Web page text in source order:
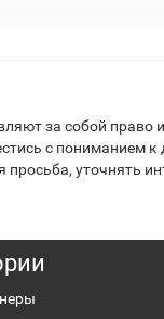
за собой право
с пониманием
уточнять